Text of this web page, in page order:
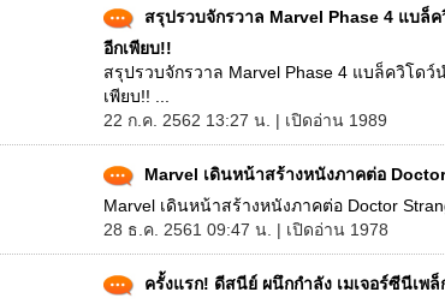
สรุปรวบจักรวาล Marvel Phase 4 แบล็
อีกเพียบ!!
สรุปรวบจักรวาล Marvel Phase 4 แบล็ควิโด
เพียบ!! ...
22 ก.ค. 2562 13:27 น. | เปิดอ่าน 1989
Marvel เดินหน้าสร้างหนังภาคต่อ
Marvel เดินหน้าสร้างหนังภาคต่อ Doctor
28 ธ.ค. 2561 09:47 น. | เปิดอ่าน 1978
ครั้งแรก! ดีสนีย์ ผนึกกำลัง เมเจอร์ซีนีเพ